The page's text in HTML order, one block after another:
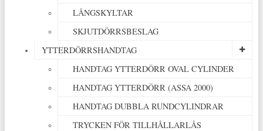
LÅNGSKYLTAR
SKJUTDÖRRSBESLAG
YTTERDÖRRSHANDTAG
HANDTAG YTTERDÖRR OVAL CYLINDER
HANDTAG YTTERDÖRR (ASSA 2000)
HANDTAG DUBBLA RUNDCYLINDRAR
TRYCKEN FÖR TILLHÅLLARLÅS